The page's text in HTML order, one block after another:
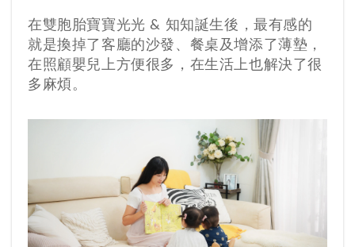
在雙胞胎寶寶光光 & 知知誕生後，最有感的
就是換掉了客廳的沙發、餐桌及增添了薄墊，
在照顧嬰兒上方便很多，在生活上也解決了很
多麻煩。